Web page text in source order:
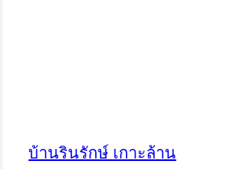
บ้านรินรักษ์ เกาะล้าน